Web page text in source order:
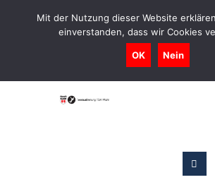
0731-9716400
Geschaeftsstelle@tennis-tsv-
Mit der Nutzung dieser Website
einverstanden, dass wir Cookies
OK Nein